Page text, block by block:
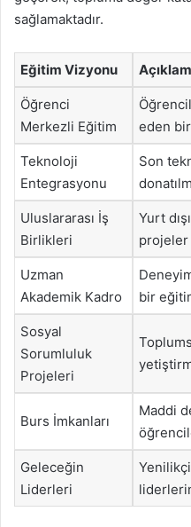
sağlamaktadır.
Eğitim Vizyonu
Öğrenci
Merkezli Eğitim
eden bir
Teknoloji
Entegrasyonu
Son
Uluslararası İş
Birlikleri
Yurt
projeler
Uzman
Akademik Kadro
bir
Sosyal
Sorumluluk
Projeleri
Burs İmkanları
Maddi
Geleceğin
Liderleri